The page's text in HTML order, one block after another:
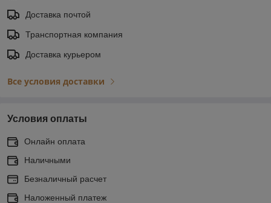
Доставка почтой
Транспортная компания
Доставка курьером
Все условия доставки
Условия оплаты
Онлайн оплата
Наличными
Безналичный расчет
Наложенный платеж